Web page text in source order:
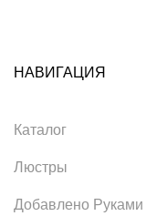
НАВИГАЦИЯ
Каталог
Люстры
Добавлено Руками